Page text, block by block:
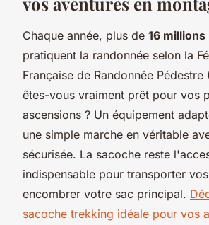
Chaque année, plus de 16 millions
pratiquent la randonnée selon la
Française de Randonnée
êtes-vous vraiment prêt pour vos
ascensions ? Un équipement
une simple marche en véritable
sécurisée. La sacoche reste
indispensable pour transporter
encombrer votre sac principal.
sacoche trekking idéale pour vos